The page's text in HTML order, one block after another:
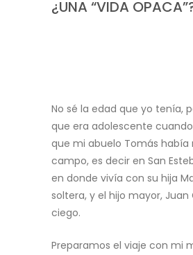
¿UNA “VIDA
No sé la edad que yo tenía,
que era adolescente
que mi abuelo Tomás había
campo, es decir en San
en donde vivía con su hija
soltera, y el hijo mayor, Juan
ciego.
Preparamos el viaje con mi